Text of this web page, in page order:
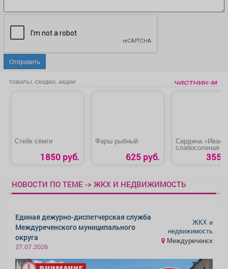
Отправить
ТОВАРЫ, СКИДКИ, АКЦИИ
Стейк сёмги
1850 руб.
Фарш рыбный
625 руб.
Сардина
слабосоленая
355
НОВОСТИ ПО ТЕМЕ -> ЖКХ И НЕДВИЖИМОСТЬ
Единая дежурно-диспетчерская служба
Междуреченского муниципального
округа
27.07.2026
ЖКХ и
недвижимость
Междуреченск